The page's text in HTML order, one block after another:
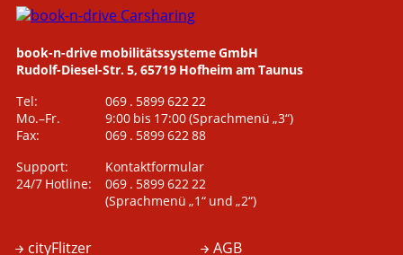
book-n-drive mobilitätssysteme GmbH
Rudolf-Diesel-Str. 5, 65719 Hofheim am Taunus
Tel:
069 . 5899 622 22
Mo.–Fr.
9:00 bis 17:00(Sprachmenü „3“)
Fax:
069 . 5899 622 88
Support:
Kontaktformular
24/7 Hotline:
069 . 5899 622 22
(Sprachmenü „1“ und „2“)
cityFlitzer AGB